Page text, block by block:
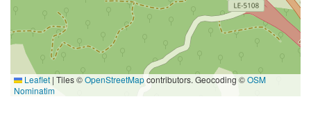
Leaflet | Tiles ©OpenStreetMapcontributors. Geocoding ©OSM
Nominatim